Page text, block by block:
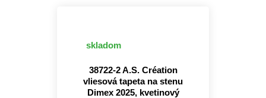
skladom
38722-2 A.S. Création
vliesová tapeta na stenu
Dimex 2025, kvetinový